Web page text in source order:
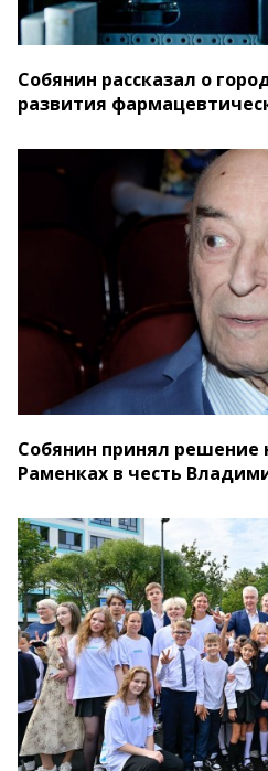
Собянин рассказал о
развития
Собянин принял решение
Раменках в честь